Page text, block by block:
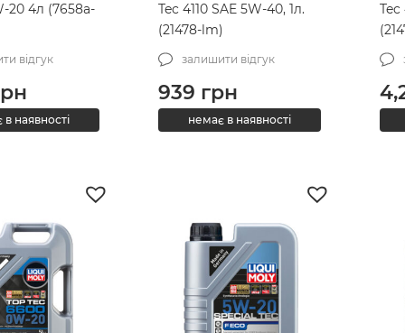
20 4л (7658a-
відгук
наявності
Tec 4110 SAE 5W-40, 1л.
(21478-lm)
залишити відгук
939 грн
немає в наявності
Tec